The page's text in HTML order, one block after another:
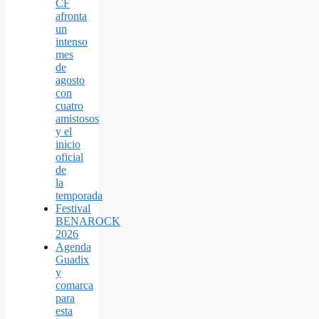
CF
afronta
un
intenso
mes
de
agosto
con
cuatro
amistosos
y el
inicio
oficial
de
la
temporada
Festival
BENAROCK
2026
Agenda
Guadix
y
comarca
para
esta